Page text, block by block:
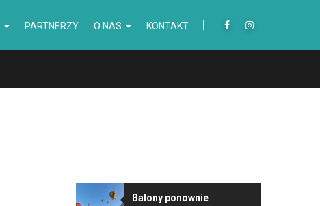
PARTNERZY O NAS KONTAKT
Balony ponownie